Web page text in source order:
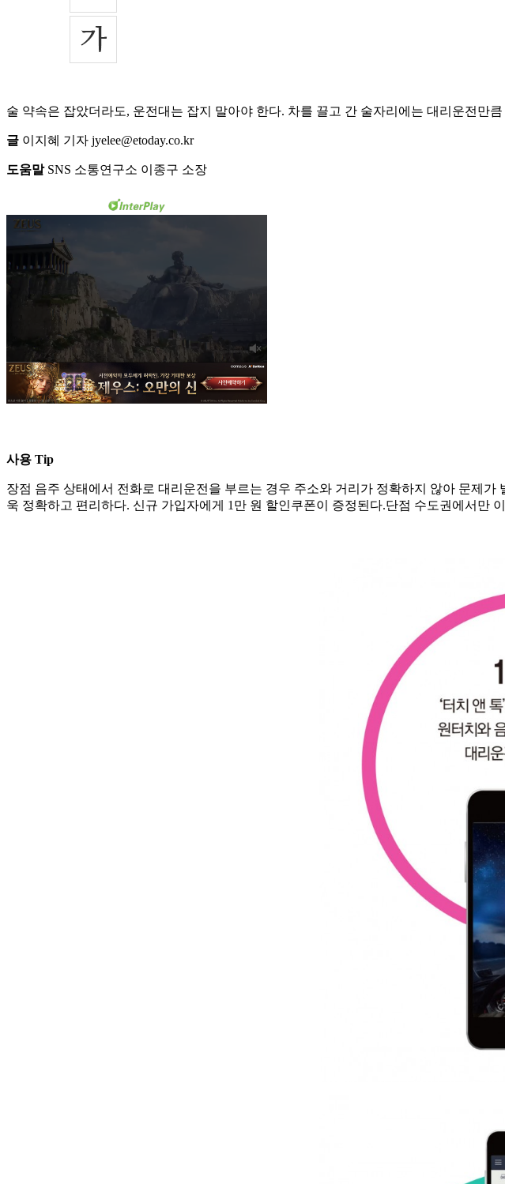
술 약속은 잡았더라도, 운전대는 잡지 말아야 한다. 차를 끌고 간 술자리에는 대리운전만
글 이지혜 기자 jyelee@etoday.co.kr
도움말SNS 소통연구소 이종구 소장
사용 Tip
장점 음주 상태에서 전화로 대리운전을 부르는 경우 주소와 거리가 정확하지 않아 문제
욱 정확하고 편리하다. 신규 가입자에게 1만 원 할인쿠폰이 증정된다.단점 수도권에서만